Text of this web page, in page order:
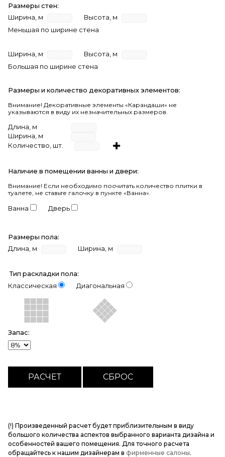
Размеры стен:
Ширина, м
Высота, м
Меньшая по ширине стена
Ширина, м
Высота, м
Большая по ширине стена
Размеры и количество декоративных элементов:
Внимание! Декоративные элементы «Карандаши» не
указываются в виду их незначительных размеров.
Длина, м
Ширина, м
Количество, шт.
Наличие в помещении ванны и двери:
Внимание! Если необходимо посчитать количество плитки в
туалете, не ставьте галочку в пункте «Ванна».
Ванна Дверь
Размеры пола:
Длина, м
Ширина, м
Тип раскладки пола:
Классическая
Диагональная
Запас:
(!) Произведенный расчет будет приблизительным в виду
большого количества аспектов выбранного варианта дизайна и
особенностей вашего помещения. Для точного расчета
обращайтесь к нашим дизайнерам в фирменные салоны.